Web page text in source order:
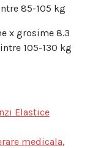
85-105 kg
x grosime 8.3
105-130 kg
Elastice
medicala,